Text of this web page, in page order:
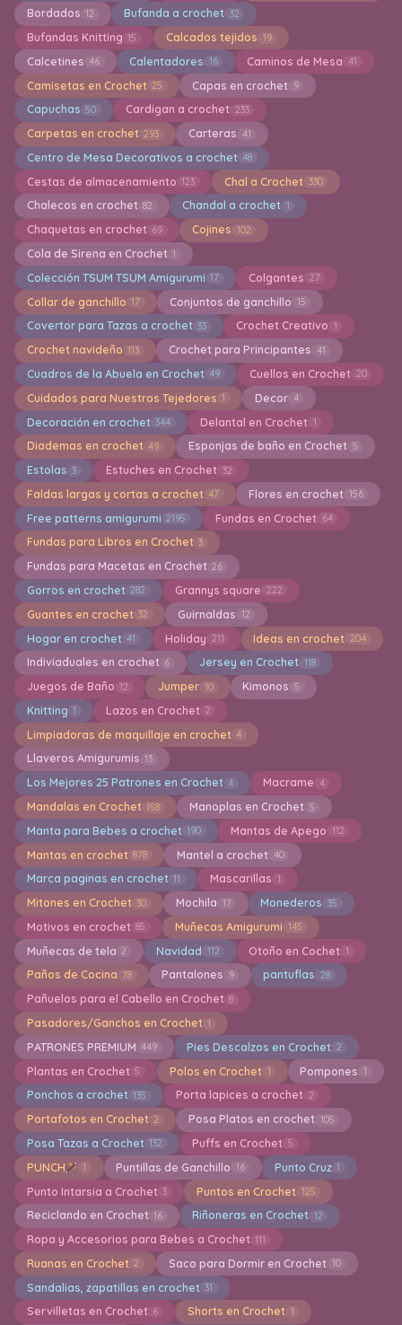
Bordados 12 Bufanda a crochet 32
Bufandas Knitting 15 Calcados tejidos 19
Calcetines 46 Calentadores 16 Caminos de Mesa 41
Camisetas en Crochet 25 Capas en crochet 9
Capuchas 50 Cardigan a crochet 233
Carpetas en crochet 293 Carteras 41
Centro de Mesa Decorativos a crochet 48
Cestas de almacenamiento 123 Chal a Crochet 330
Chalecos en crochet 82 Chandal a crochet 1
Chaquetas en crochet 69 Cojines 102
Cola de Sirena en Crochet 1
Colección TSUM TSUM Amigurumi 17 Colgantes 27
Collar de ganchillo 17 Conjuntos de ganchillo 15
Covertor para Tazas a crochet 33 Crochet Creativo 1
Crochet navideño 113 Crochet para Principantes 41
Cuadros de la Abuela en Crochet 49 Cuellos en Crochet 20
Cuidados para Nuestros Tejedores 1 Decor 4
Decoración en crochet 344 Delantal en Crochet 1
Diademas en crochet 49 Esponjas de baño en Crochet 5
Estolas 3 Estuches en Crochet 32
Faldas largas y cortas a crochet 47 Flores en crochet 156
Free patterns amigurumi 2195 Fundas en Crochet 64
Fundas para Libros en Crochet 3
Fundas para Macetas en Crochet 26
Gorros en crochet 282 Grannys square 222
Guantes en crochet 32 Guirnaldas 12
Hogar en crochet 41 Holiday 211 Ideas en crochet 204
Indiviaduales en crochet 6 Jersey en Crochet 118
Juegos de Baño 12 Jumper 10 Kimonos 5
Knitting 1 Lazos en Crochet 2
Limpiadoras de maquillaje en crochet 4
Llaveros Amigurumis 13
Los Mejores 25 Patrones en Crochet 4 Macrame 4
Mandalas en Crochet 158 Manoplas en Crochet 5
Manta para Bebes a crochet 190 Mantas de Apego 112
Mantas en crochet 878 Mantel a crochet 40
Marca paginas en crochet 11 Mascarillas 1
Mitones en Crochet 30 Mochila 17 Monederos 35
Motivos en crochet 85 Muñecas Amigurumi 145
Muñecas de tela 2 Navidad 112 Otoño en Cochet 1
Paños de Cocina 78 Pantalones 9 pantuflas 28
Pañuelos para el Cabello en Crochet 8
Pasadores/Ganchos en Crochet 1
PATRONES PREMIUM 449 Pies Descalzos en Crochet 2
Plantas en Crochet 5 Polos en Crochet 1 Pompones 1
Ponchos a crochet 135 Porta lapices a crochet 2
Portafotos en Crochet 2 Posa Platos en crochet 105
Posa Tazas a Crochet 132 Puffs en Crochet 5
PUNCH 1 Puntillas de Ganchillo 16 Punto Cruz 1
Punto Intarsia a Crochet 3 Puntos en Crochet 125
Reciclando en Crochet 16 Riñoneras en Crochet 12
Ropa y Accesorios para Bebes a Crochet 111
Ruanas en Crochet 2 Saco para Dormir en Crochet 10
Sandalias, zapatillas en crochet 31
Servilletas en Crochet 6 Shorts en Crochet 1